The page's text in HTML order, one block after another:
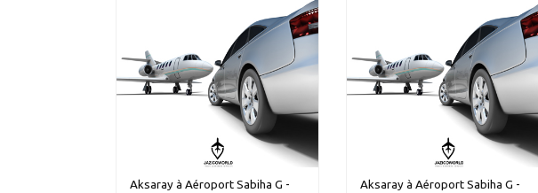
Aksaray à Aéroport Sabiha G -
Aksaray à Aéroport Sabiha G -